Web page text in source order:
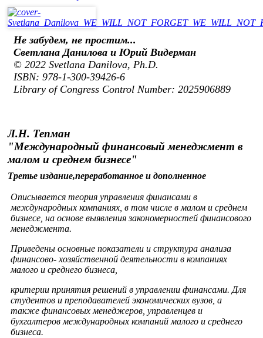
Не забудем, не простим...
Светлана Данилова и Юрий Видерман
© 2022 Svetlana Danilova, Ph.D.
ISBN: 978-1-300-39426-6
Library of Congress Control Number: 2025906889
Л.Н. Тепман
"Международный финансовый менеджмент в
малом и среднем бизнесе"
Третье издание,переработанное и дополненное
Описывается теория управления финансами в
международных компаниях, в том числе в малом и среднем
бизнесе, на основе выявления закономерностей финансового
менеджмента.
Приведены основные показатели и структура анализа
финансово- хозяйственной деятельности в компаниях
малого и среднего бизнеса,
критерии принятия решений в управлении финансами. Для
студентов и преподавателей экономических вузов, а
также финансовых менеджеров, управленцев и
бухгалтеров международных компаний малого и среднего
бизнеса.